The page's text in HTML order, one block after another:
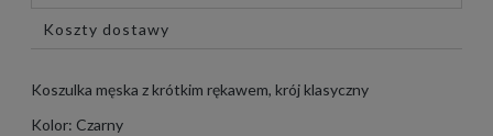
Koszty dostawy
Koszulka męska z krótkim rękawem, krój klasyczny
Kolor: Czarny